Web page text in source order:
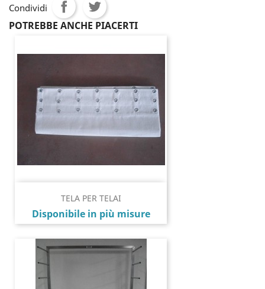
Condividi
POTREBBE ANCHE PIACERTI
TELA PER TELAI
Prezzo
Disponibile in più misure